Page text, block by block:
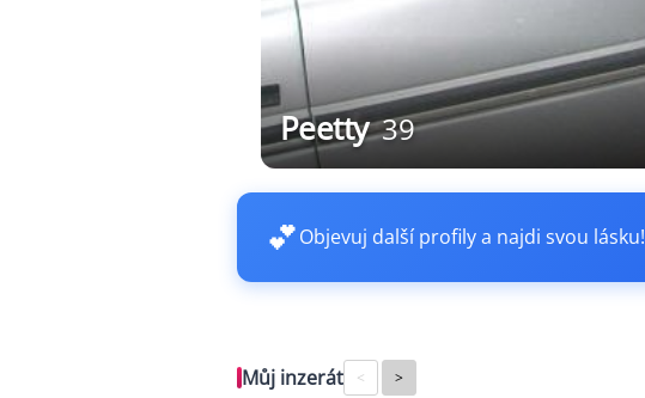
Peetty 39
💕Objevuj další profily a najdi svou lásku!
Můj inzerát < >